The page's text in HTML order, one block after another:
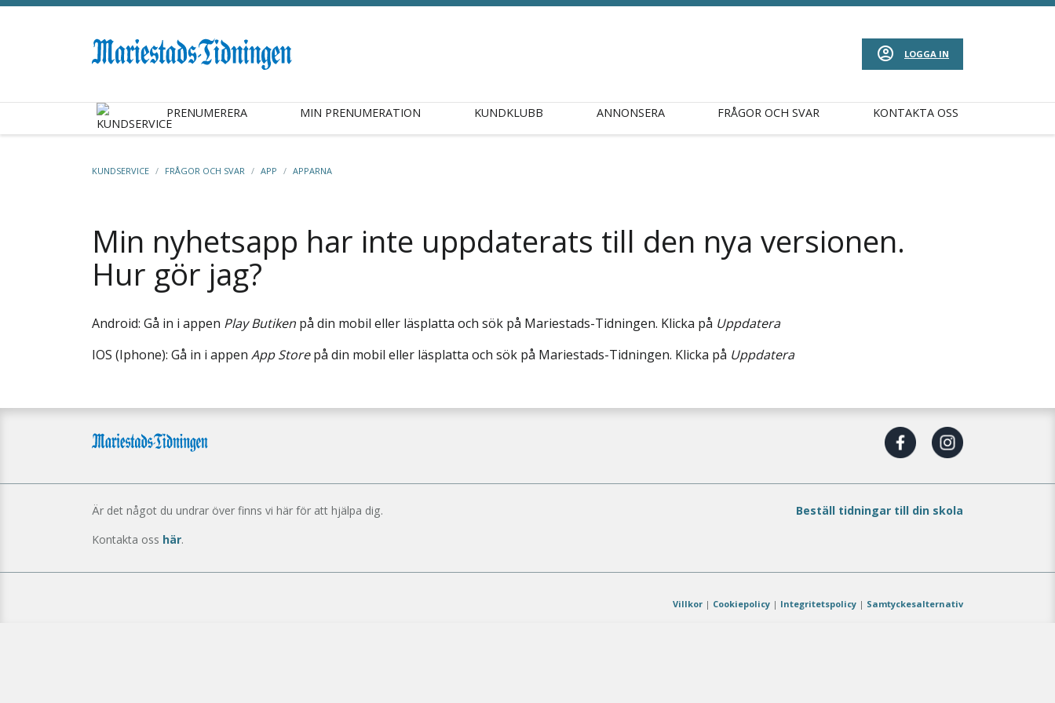
LOGGA IN
PRENUMERERA MIN PRENUMERATION KUNDKLUBB ANNONSERA FRÅGOR OCH SVAR KONTAKTA OSS
KUNDSERVICE / FRÅGOR OCH SVAR / APP / APPARNA
Min nyhetsapp har inte uppdaterats till den nya versionen.
Hur gör jag?
Android: Gå in i appen Play Butiken på din mobil eller läsplatta och sök på Mariestads-Tidningen. Klicka på Uppdatera
IOS (Iphone): Gå in i appen App Storepå din mobil eller läsplatta och sök på Mariestads-Tidningen. Klicka på Uppdatera
Är det något du undrar över finns vi här för att hjälpa dig.
Kontakta oss här.
Beställ tidningar till din skola
Villkor | Cookiepolicy | Integritetspolicy | Samtyckesalternativ